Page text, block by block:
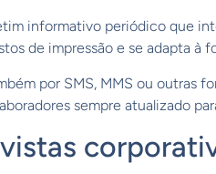
informativo periódico que
de impressão e se adapta à
por SMS, MMS ou outras
sempre atualizado